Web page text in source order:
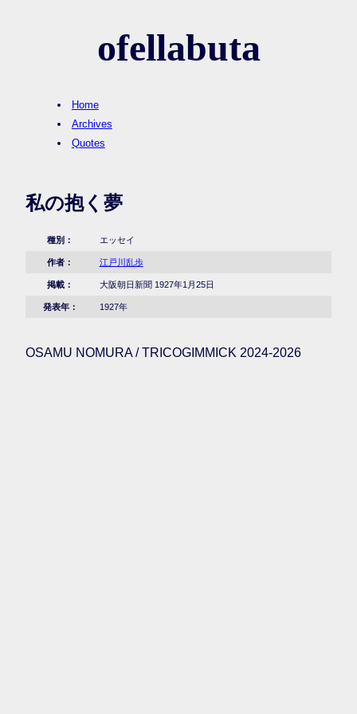
ofellabuta
Home
Archives
Quotes
私の抱く夢
種別： エッセイ
作者： 江戸川乱歩
掲載： 大阪朝日新聞 1927年1月25日
発表年： 1927年
OSAMU NOMURA / TRICOGIMMICK 2024-2026